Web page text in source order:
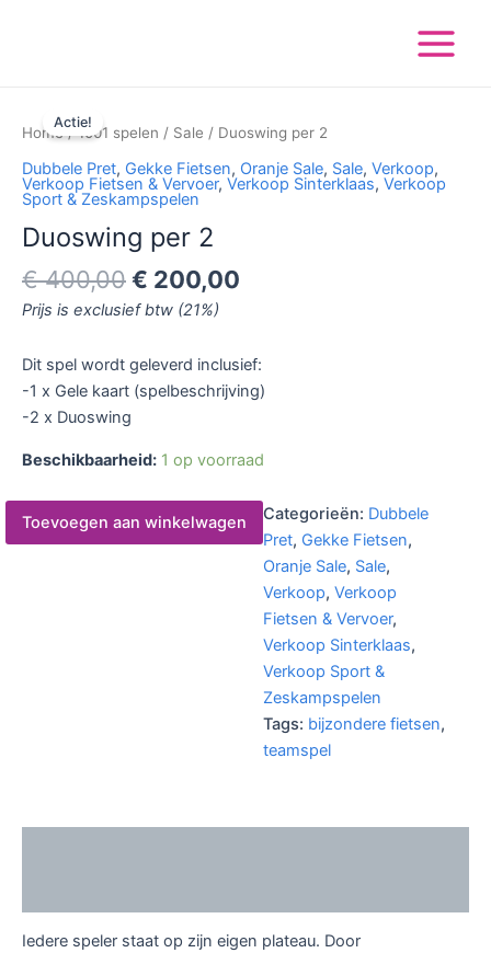
Menu
Actie!
Home/1001 spelen / Sale / Duoswing per 2
Dubbele Pret, Gekke Fietsen, Oranje Sale, Sale, Verkoop,
Verkoop Fietsen & Vervoer, Verkoop Sinterklaas, Verkoop
Sport & Zeskampspelen
Duoswing per 2
€400,00
prijs
€ 400,00.
€ 200,00
prijs
€ 200,00.
Prijs is exclusief btw (21%)
Dit spel wordt geleverd inclusief:
-1 x Gele kaart (spelbeschrijving)
-2 x Duoswing
Beschikbaarheid: 1 op voorraad
per
aantal
Toevoegen aan winkelwagen Categorieën: Dubbele
Pret, Gekke Fietsen,
Oranje Sale, Sale,
Verkoop,Verkoop
Fietsen & Vervoer,
Verkoop Sinterklaas,
Verkoop Sport &
Zeskampspelen
Tags: bijzondere fietsen,
teamspel
Iedere speler staat op zijn eigen plateau. Door